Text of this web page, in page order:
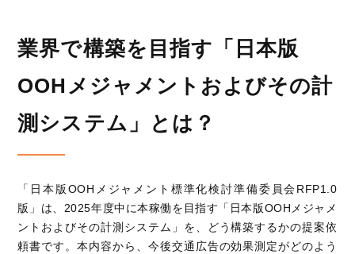
業界で構築を目指す「日本版
OOHメジャメントおよびその計
測システム」とは？
「日本版OOHメジャメント標準化検討準備委員会RFP1.0
版」は、2025年度中に本稼働を目指す「日本版OOHメジャメ
ントおよびその計測システム」を、どう構築するかの提案依
頼書です。本内容から、今後交通広告の効果測定がどのよう